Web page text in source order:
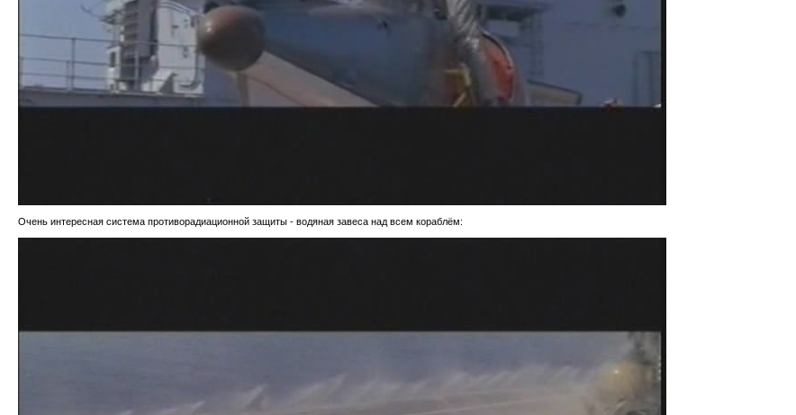
Очень интересная система противорадиационной защиты - водяная завеса над всем кораблём: